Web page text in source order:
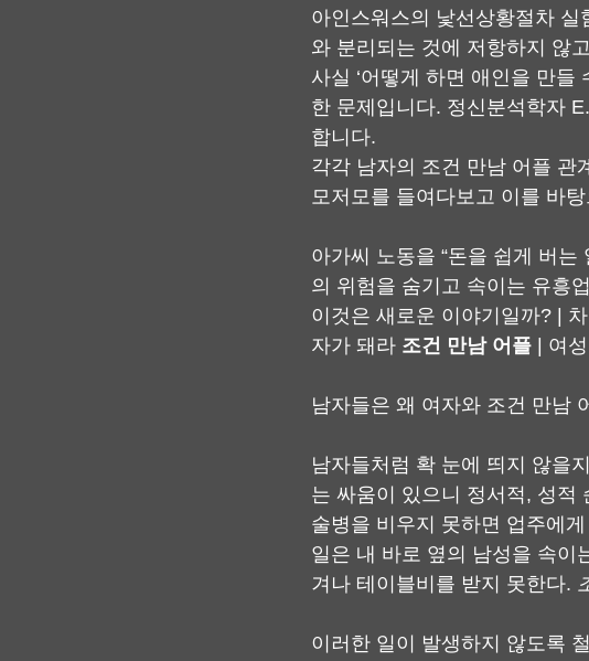
아인스워스의 낯선상황절차
와 분리되는 것에 저항하지 않
사실 ‘어떻게 하면 애인을 만들
한 문제입니다. 정신분석학자
합니다.
각각 남자의 조건 만남 어플 관
모저모를 들여다보고 이를 바
아가씨 노동을 “돈을 쉽게 버는
의 위험을 숨기고 속이는 유흥
이것은 새로운 이야기일까? |
자가 돼라 조건 만남 어플 | 여
남자들은 왜 여자와 조건 만남
남자들처럼 확 눈에 띄지 않을
는 싸움이 있으니 정서적, 성적
술병을 비우지 못하면 업주에
일은 내 바로 옆의 남성을 속이
겨나 테이블비를 받지 못한다.
이러한 일이 발생하지 않도록